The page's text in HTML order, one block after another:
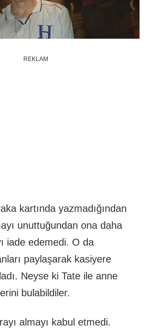
REKLAM
kartında yazmadığından
unuttuğundan ona daha
iade edemedi. O da
paylaşarak kasiyere
Neyse ki Tate ile anne
bulabildiler.
almayı kabul etmedi.